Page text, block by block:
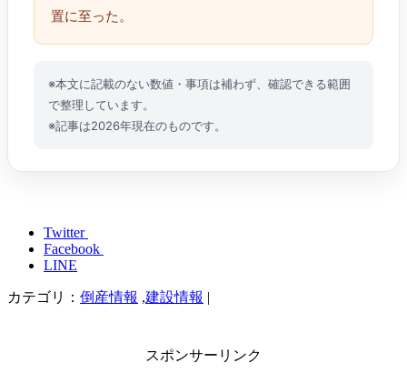
置に至った。
※本文に記載のない数値・事項は補わず、確認できる範囲
で整理しています。
※記事は2026年現在のものです。
Twitter
Facebook
LINE
カテゴリ： 倒産情報 ,建設情報 |
スポンサーリンク